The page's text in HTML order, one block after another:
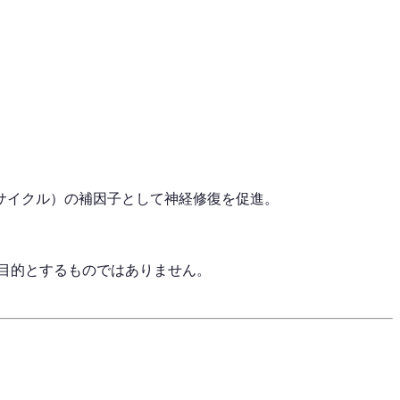
クル）の補因子として神経修復を促進。
とするものではありません。